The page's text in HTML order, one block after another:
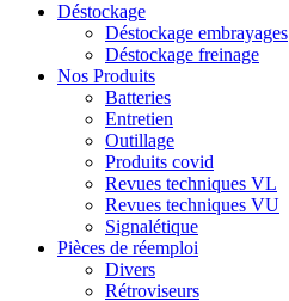
Déstockage
Déstockage embrayages
Déstockage freinage
Nos Produits
Batteries
Entretien
Outillage
Produits covid
Revues techniques VL
Revues techniques VU
Signalétique
Pièces de réemploi
Divers
Rétroviseurs